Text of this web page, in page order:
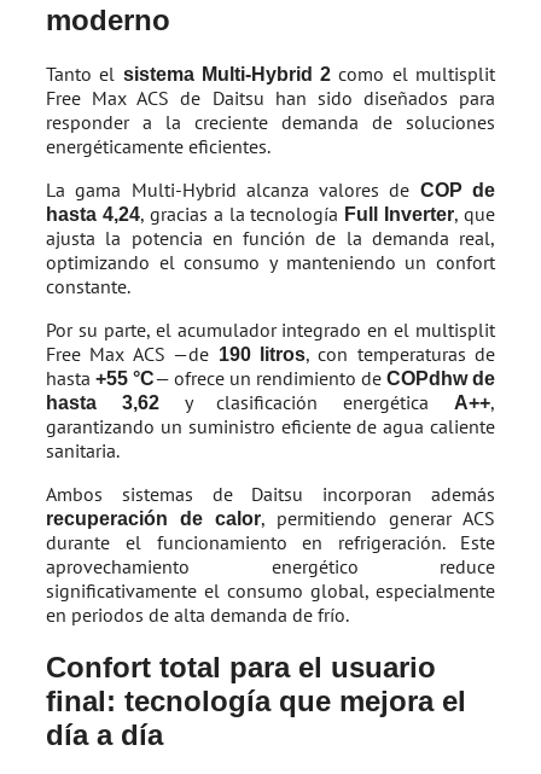
moderno
Tanto el sistema Multi-Hybrid 2 como el multisplit
Free Max ACS de Daitsu han sido diseñados para
responder a la creciente demanda de soluciones
energéticamente eficientes.
La gama Multi-Hybrid alcanza valores de COP de
hasta 4,24, gracias a la tecnología Full Inverter, que
ajusta la potencia en función de la demanda real,
optimizando el consumo y manteniendo un confort
constante.
Por su parte, el acumulador integrado en el multisplit
Free Max ACS —de 190 litros, con temperaturas de
hasta +55 °C— ofrece un rendimiento de COPdhw de
hasta 3,62y clasificación energética A++,
garantizando un suministro eficiente de agua caliente
sanitaria.
Ambos sistemas de Daitsu incorporan además
recuperación de calor, permitiendo generar ACS
durante el funcionamiento en refrigeración. Este
aprovechamiento energético reduce
significativamente el consumo global, especialmente
en periodos de alta demanda de frío.
Confort total para el usuario
final: tecnología que mejora el
día a día